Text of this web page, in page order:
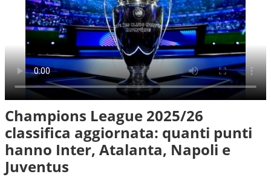
Champions League 2025/26
classifica aggiornata: quanti punti
hanno Inter, Atalanta, Napoli e
Juventus